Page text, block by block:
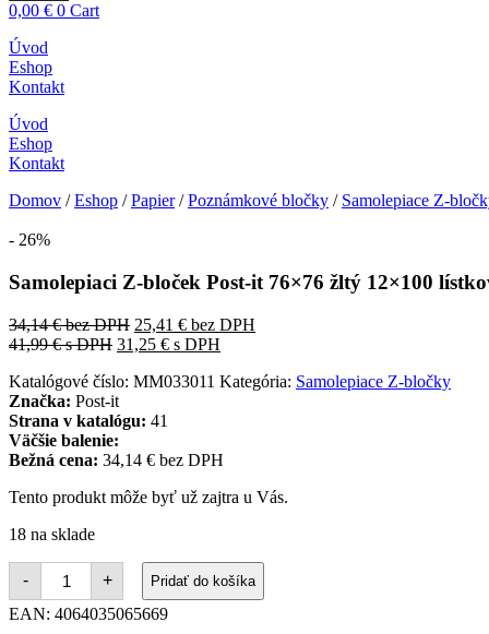
0,00 € 0 Cart
Úvod
Eshop
Kontakt
Úvod
Eshop
Kontakt
Domov /Eshop /Papier/Poznámkové bločky / Samolepiace Z-
- 26%
Samolepiaci Z-bloček Post-it 76×76 žltý 12×100
34,14€bez DPH 25,41 € bez DPH
41,99€s DPH 31,25 € s DPH
Katalógové číslo: MM033011 Kategória: Samolepiace Z-bločky
Značka: Post-it
Strana v katalógu: 41
Väčšie balenie:
Bežná cena: 34,14 € bez DPH
Tento produkt môže byť už zajtra u Vás.
18 na sklade
-
množstvo
Samolepiaci
Z-
bloček
+ Pridať do košíka
EAN: 4064035065669